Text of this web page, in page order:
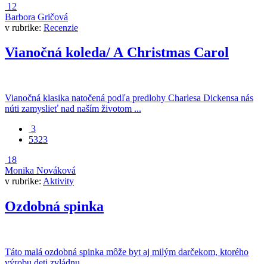
12
Barbora Gričová
v rubrike: Recenzie
Vianočná koleda/ A Christmas Carol
Vianočná klasika natočená podľa predlohy Charlesa Dickensa nás
núti zamyslieť nad naším životom ...
3
5323
18
Monika Nováková
v rubrike: Aktivity
Ozdobná spinka
Táto malá ozdobná spinka môže byt aj milým darčekom, ktorého